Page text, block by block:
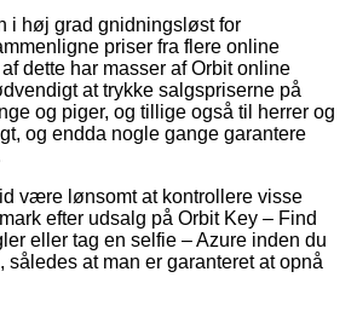
i høj grad gnidningsløst for
priser fra flere online
dette har masser af Orbit online
at trykke salgspriserne på
og piger, og tillige også til herrer og
og endda nogle gange garantere
være lønsomt at kontrollere visse
efter udsalg på Orbit Key – Find
eller tag en selfie – Azure inden du
således at man er garanteret at opnå